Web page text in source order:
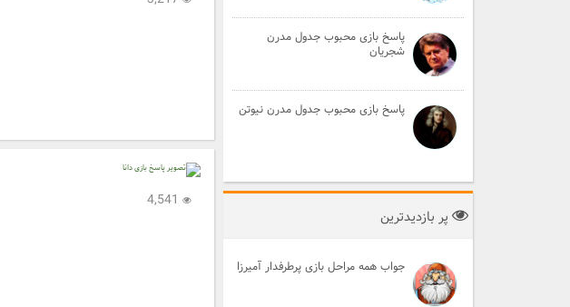
پاسخ بازی محبوب جدول مدرن
شجریان
پاسخ بازی محبوب جدول مدرن نیوتن
پر بازدیدترین
جواب همه مراحل بازی پرطرفدار آمیرزا